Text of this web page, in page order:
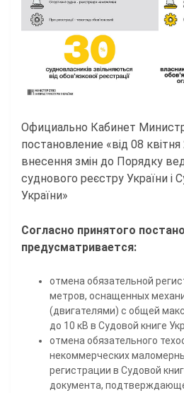
Официально Кабинет
постановление «від 08
внесення змін до Порядку
суднового реєстру України і
України»
Согласно принятого
предусматривается:
отмена обязательной
метров, оснащенных
(двигателями) с общей
до 10 кВ в Судовой книге
отмена обязательного
некоммерческих
регистрации в Судовой
документа,